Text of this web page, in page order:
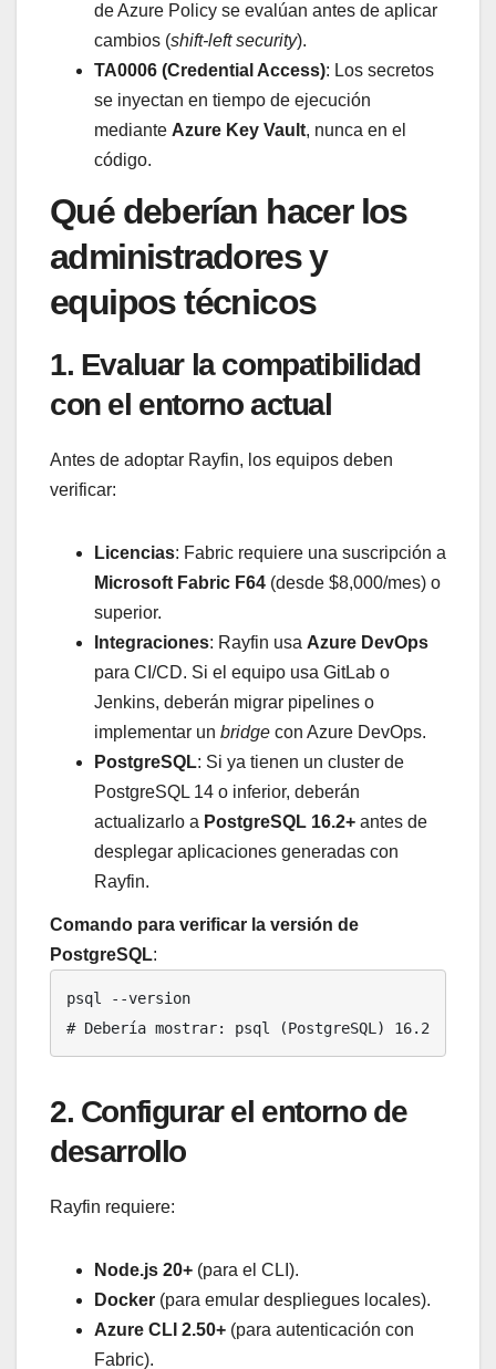
de Azure Policy se evalúan antes de aplicar
cambios (shift-left security).
TA0006 (Credential Access): Los secretos
se inyectan en tiempo de ejecución
mediante Azure Key Vault, nunca en el
código.
Qué deberían hacer los
administradores y
equipos técnicos
1. Evaluar la compatibilidad
con el entorno actual
Antes de adoptar Rayfin, los equipos deben
verificar:
Licencias: Fabric requiere una suscripción a
Microsoft Fabric F64 (desde $8,000/mes) o
superior.
Integraciones: Rayfin usa Azure DevOps
para CI/CD. Si el equipo usa GitLab o
Jenkins, deberán migrar pipelines o
implementar un bridge con Azure DevOps.
PostgreSQL: Si ya tienen un cluster de
PostgreSQL 14 o inferior, deberán
actualizarlo a PostgreSQL 16.2+ antes de
desplegar aplicaciones generadas con
Rayfin.
Comando para verificar la versión de
PostgreSQL:
psql --version
# Debería mostrar: psql (PostgreSQL) 16.2
2. Configurar el entorno de
desarrollo
Rayfin requiere:
Node.js 20+ (para el CLI).
Docker (para emular despliegues locales).
Azure CLI 2.50+ (para autenticación con
Fabric).